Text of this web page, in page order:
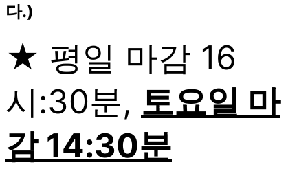
다.)
★ 평일 마감 16
시:30분, 토요일 마
감 14:30분